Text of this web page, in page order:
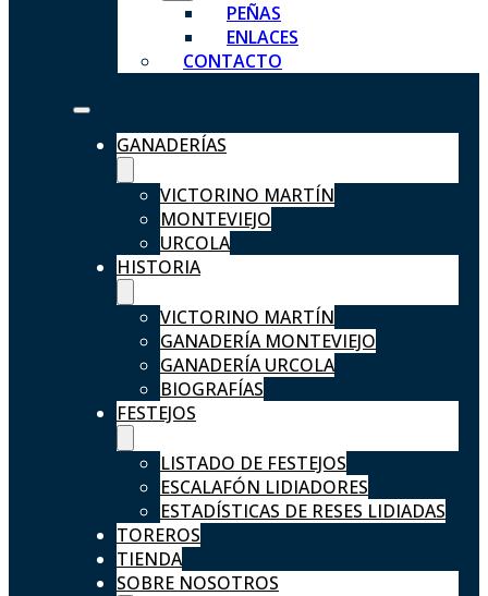
PEÑAS
ENLACES
CONTACTO
GANADERÍAS
VICTORINO MARTÍN
MONTEVIEJO
URCOLA
HISTORIA
VICTORINO MARTÍN
GANADERÍA MONTEVIEJO
GANADERÍA URCOLA
BIOGRAFÍAS
FESTEJOS
LISTADO DE FESTEJOS
ESCALAFÓN LIDIADORES
ESTADÍSTICAS DE RESES LIDIADAS
TOREROS
TIENDA
SOBRE NOSOTROS